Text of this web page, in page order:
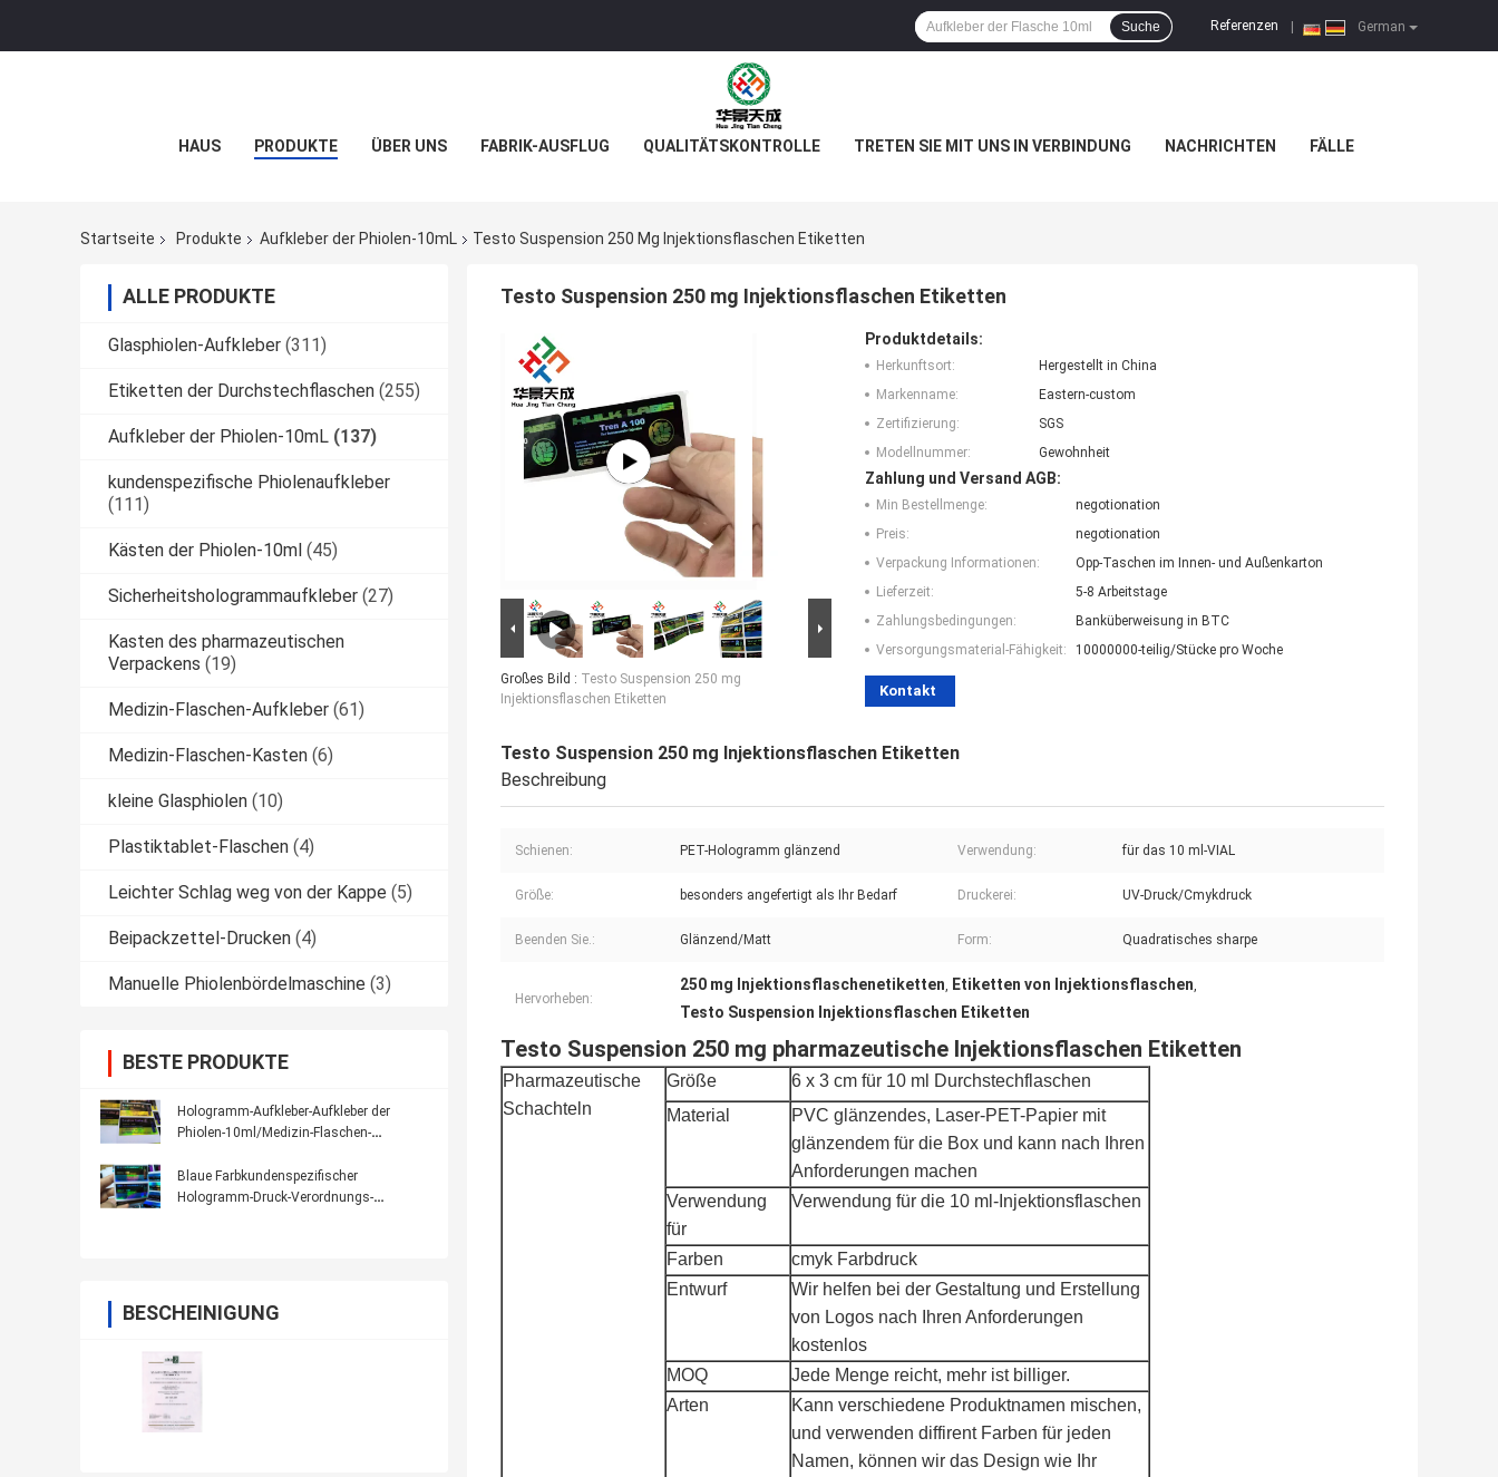
German
Referenzen
Suche
HAUS PRODUKTE ÜBER UNS FABRIK-AUSFLUG QUALITÄTSKONTROLLE TRETEN SIE MIT UNS IN VERBINDUNG NACHRICHTEN FÄLLE
Startseite Produkte Aufkleber der Phiolen-10mL Testo Suspension 250 Mg Injektionsflaschen Etiketten
ALLE PRODUKTE
Glasphiolen-Aufkleber (311)
Etiketten der Durchstechflaschen (255)
Aufkleber der Phiolen-10mL (137)
kundenspezifische Phiolenaufkleber
(111)
Kästen der Phiolen-10ml (45)
Sicherheitshologrammaufkleber (27)
Kasten des pharmazeutischen
Verpackens (19)
Medizin-Flaschen-Aufkleber (61)
Medizin-Flaschen-Kasten (6)
kleine Glasphiolen (10)
Plastiktablet-Flaschen (4)
Leichter Schlag weg von der Kappe (5)
Beipackzettel-Drucken (4)
Manuelle Phiolenbördelmaschine (3)
BESTE PRODUKTE
Hologramm-Aufkleber-Aufkleber der
Phiolen-10ml/Medizin-Flaschen-
Blaue Farbkundenspezifischer
Hologramm-Druck-Verordnungs-
BESCHEINIGUNG
Testo Suspension 250 mg Injektionsflaschen Etiketten
Großes Bild : Testo Suspension 250 mg
Injektionsflaschen Etiketten
Produktdetails:
Herkunftsort:
Hergestellt in China
Markenname:
Eastern-custom
Zertifizierung:
SGS
Modellnummer:
Gewohnheit
Zahlung und Versand AGB:
Min Bestellmenge:
negotionation
Preis:
negotionation
Verpackung Informationen:
Opp-Taschen im Innen- und Außenkarton
Lieferzeit:
5-8 Arbeitstage
Zahlungsbedingungen:
Banküberweisung in BTC
Versorgungsmaterial-Fähigkeit:
10000000-teilig/Stücke pro Woche
Kontakt
Testo Suspension 250 mg Injektionsflaschen Etiketten
Beschreibung
Schienen: PET-Hologramm glänzend Verwendung: für das 10 ml-VIAL
Größe: besonders angefertigt als Ihr Bedarf Druckerei: UV-Druck/Cmykdruck
Beenden Sie.: Glänzend/Matt Form: Quadratisches sharpe
Hervorheben:
250 mg Injektionsflaschenetiketten, Etiketten von Injektionsflaschen,
Testo Suspension Injektionsflaschen Etiketten
Testo Suspension 250 mg pharmazeutische Injektionsflaschen Etiketten
Pharmazeutische
Schachteln
Größe
6 x 3 cm für 10 ml Durchstechflaschen
Material
PVC glänzendes, Laser-PET-Papier mit
glänzendem für die Box und kann nach Ihren
Anforderungen machen
Verwendung
für
Verwendung für die 10 ml-Injektionsflaschen
Farben
cmyk Farbdruck
Entwurf
Wir helfen bei der Gestaltung und Erstellung
von Logos nach Ihren Anforderungen
kostenlos
MOQ
Jede Menge reicht, mehr ist billiger.
Arten
Kann verschiedene Produktnamen mischen,
und verwenden diffirent Farben für jeden
Namen, können wir das Design wie Ihr